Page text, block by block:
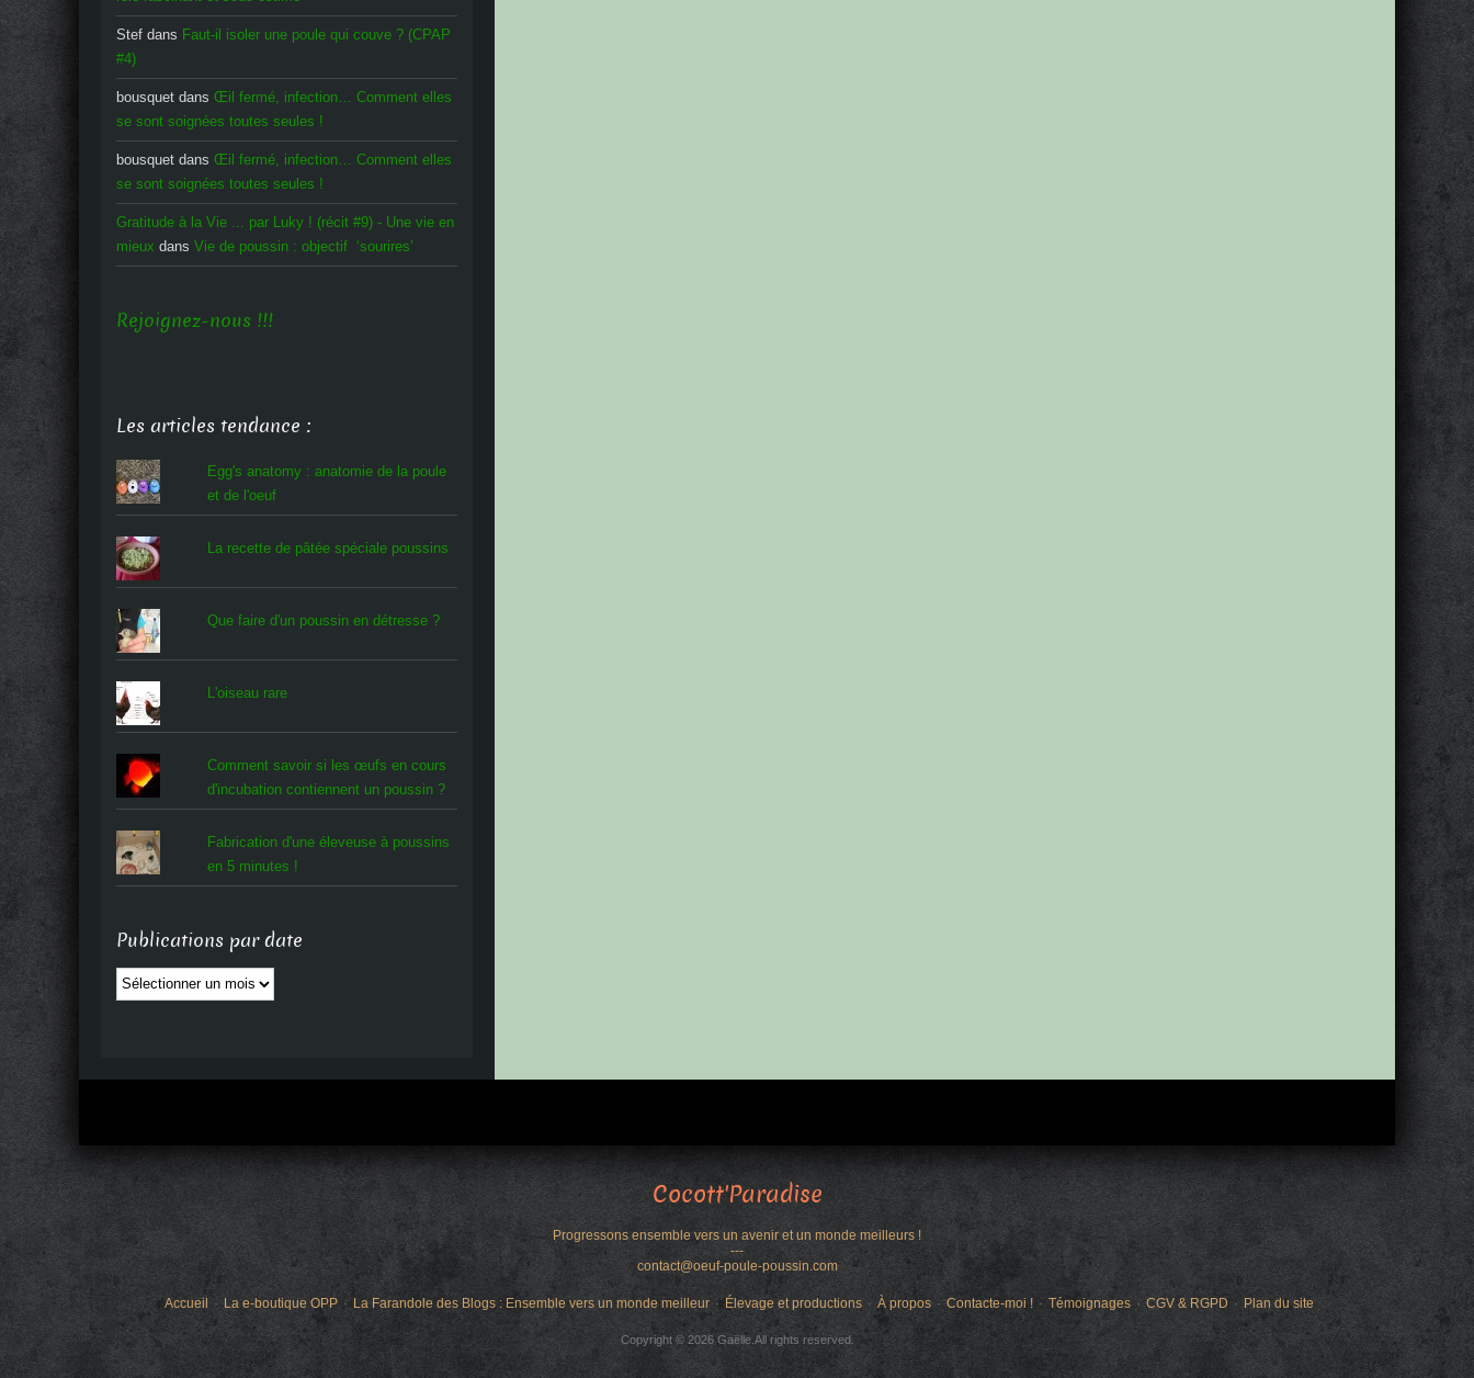
Stef dans Faut-il isoler une poule qui couve ? (CPAP
#4)
bousquet dans Œil fermé, infection… Comment elles
se sont soignées toutes seules !
bousquet dans Œil fermé, infection… Comment elles
se sont soignées toutes seules !
Gratitude à la Vie ... par Luky ! (récit #9) - Une vie en
mieux dans Vie de poussin : objectif ‘sourires’
Rejoignez-nous !!!
Les articles tendance :
Egg's anatomy : anatomie de la poule
et de l'oeuf
La recette de pâtée spéciale poussins
Que faire d'un poussin en détresse ?
L'oiseau rare
Comment savoir si les œufs en cours
d'incubation contiennent un poussin ?
Fabrication d'une éleveuse à poussins
en 5 minutes !
Publications par date
Publications
par
Cocott'Paradise
Progressons ensemble vers un avenir et un monde meilleurs !
---
contact@oeuf-poule-poussin.com
Accueil La e-boutique OPP La Farandole des Blogs : Ensemble vers un monde meilleur Élevage et productions À propos Contacte-moi ! Témoignages CGV & RGPD Plan du site
Copyright © 2026 Gaëlle.All rights reserved.